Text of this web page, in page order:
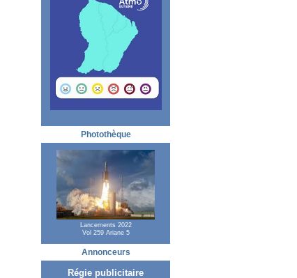
Photothèque
Lancements 2022
Vol 259 Ariane 5
Annonceurs
Régie publicitaire